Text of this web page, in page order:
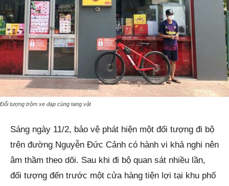
Đối tượng trộm xe đạp cùng tang vật
Sáng ngày 11/2, bảo vệ phát hiện một đối tượng đi bộ
trên đường Nguyễn Đức Cảnh có hành vi khả nghi nên
âm thầm theo dõi. Sau khi đi bộ quan sát nhiều lần,
đối tượng đến trước một cửa hàng tiện lợi tại khu phố